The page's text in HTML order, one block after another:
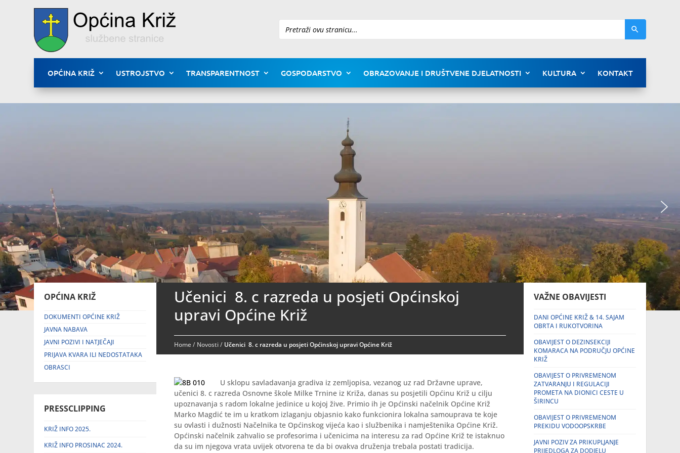
Pretraži
OPĆINA KRIŽ USTROJSTVO TRANSPARENTNOST GOSPODARSTVO OBRAZOVANJE I DRUŠTVENE DJELATNOSTI KULTURA KONTAKT
OPĆINA KRIŽ
DOKUMENTI OPĆINE KRIŽ
JAVNA NABAVA
JAVNI POZIVI I NATJEČAJI
PRIJAVA KVARA ILI NEDOSTATAKA
OBRASCI
PRESSCLIPPING
KRIŽ INFO 2025.
KRIŽ INFO PROSINAC 2024.
Učenici 8. c razreda u posjeti Općinskoj
upravi Općine Križ
Home/ Novosti/ Učenici 8. c razreda u posjeti Općinskoj upravi Općine Križ
U sklopu savladavanja gradiva iz zemljopisa, vezanog uz rad Državne uprave,
učenici 8. c razreda Osnovne škole Milke Trnine iz Križa, danas su posjetili Općinu Križ u cilju
upoznavanja s radom lokalne jedinice u kojoj žive. Primio ih je Općinski načelnik Općine Križ
Marko Magdić te im u kratkom izlaganju objasnio kako funkcionira lokalna samouprava te koje
su ovlasti i dužnosti Načelnika te Općinskog vijeća kao i službenika i namještenika Općine Križ.
Općinski načelnik zahvalio se profesorima i učenicima na interesu za rad Općine Križ te istaknuo
da su im njegova vrata uvijek otvorena te da bi ovakva druženja trebala postati tradicija.
VAŽNE OBAVIJESTI
DANI OPĆINE KRIŽ & 14. SAJAM
OBRTA I RUKOTVORINA
OBAVIJEST O DEZINSEKCIJI
KOMARACA NA PODRUČJU OPĆINE
KRIŽ
OBAVIJEST O PRIVREMENOM
ZATVARANJU I REGULACIJI
PROMETA NA DIONICI CESTE U
ŠIRINCU
OBAVIJEST O PRIVREMENOM
PREKIDU VODOOPSKRBE
JAVNI POZIV ZA PRIKUPLJANJE
PRIJEDLOGA ZA DODJELU